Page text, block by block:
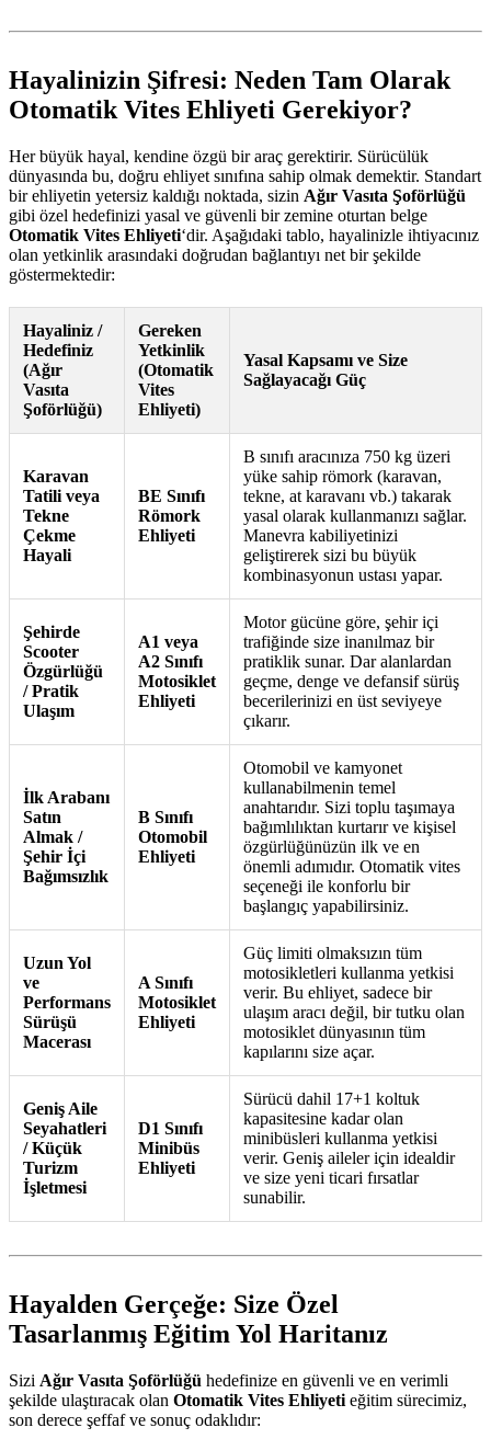
Hayalinizin Şifresi: Neden Tam Olarak
Otomatik Vites Ehliyeti Gerekiyor?
Her büyük hayal, kendine özgü bir araç gerektirir. Sürücülük
dünyasında bu, doğru ehliyet sınıfına sahip olmak demektir. Standart
bir ehliyetin yetersiz kaldığı noktada, sizin Ağır Vasıta Şoförlüğü
gibi özel hedefinizi yasal ve güvenli bir zemine oturtan belge
Otomatik Vites Ehliyeti‘dir. Aşağıdaki tablo, hayalinizle ihtiyacınız
olan yetkinlik arasındaki doğrudan bağlantıyı net bir şekilde
göstermektedir:
Hayaliniz /
Hedefiniz
(Ağır
Vasıta
Şoförlüğü)
Gereken
Yetkinlik
(Otomatik
Vites
Ehliyeti)
Yasal Kapsamı ve Size
Sağlayacağı Güç
Karavan
Tatili veya
Tekne
Çekme
Hayali
BE Sınıfı
Römork
Ehliyeti
B sınıfı aracınıza 750 kg üzeri
yüke sahip römork (karavan,
tekne, at karavanı vb.) takarak
yasal olarak kullanmanızı sağlar.
Manevra kabiliyetinizi
geliştirerek sizi bu büyük
kombinasyonun ustası yapar.
Şehirde
Scooter
Özgürlüğü
/ Pratik
Ulaşım
A1 veya
A2 Sınıfı
Motosiklet
Ehliyeti
Motor gücüne göre, şehir içi
trafiğinde size inanılmaz bir
pratiklik sunar. Dar alanlardan
geçme, denge ve defansif sürüş
becerilerinizi en üst seviyeye
çıkarır.
İlk Arabanı
Satın
Almak /
Şehir İçi
Bağımsızlık
B Sınıfı
Otomobil
Ehliyeti
Otomobil ve kamyonet
kullanabilmenin temel
anahtarıdır. Sizi toplu taşımaya
bağımlılıktan kurtarır ve kişisel
özgürlüğünüzün ilk ve en
önemli adımıdır. Otomatik vites
seçeneği ile konforlu bir
başlangıç yapabilirsiniz.
Uzun Yol
ve
Performans
Sürüşü
Macerası
A Sınıfı
Motosiklet
Ehliyeti
Güç limiti olmaksızın tüm
motosikletleri kullanma yetkisi
verir. Bu ehliyet, sadece bir
ulaşım aracı değil, bir tutku olan
motosiklet dünyasının tüm
kapılarını size açar.
Geniş Aile
Seyahatleri
/ Küçük
Turizm
İşletmesi
D1 Sınıfı
Minibüs
Ehliyeti
Sürücü dahil 17+1 koltuk
kapasitesine kadar olan
minibüsleri kullanma yetkisi
verir. Geniş aileler için idealdir
ve size yeni ticari fırsatlar
sunabilir.
Hayalden Gerçeğe: Size Özel
Tasarlanmış Eğitim Yol Haritanız
Sizi Ağır Vasıta Şoförlüğü hedefinize en güvenli ve en verimli
şekilde ulaştıracak olan Otomatik Vites Ehliyeti eğitim sürecimiz,
son derece şeffaf ve sonuç odaklıdır: